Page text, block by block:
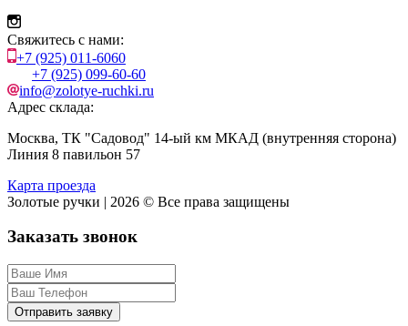
Свяжитесь с нами:
+7 (925) 011-6060
+7 (925) 099-60-60
info@zolotye-ruchki.ru
Адрес склада:
Москва, ТК "Садовод" 14-ый км МКАД (внутренняя сторона)
Линия 8 павильон 57
Карта проезда
Золотые ручки | 2026 © Все права защищены
Заказать звонок
Отправить заявку